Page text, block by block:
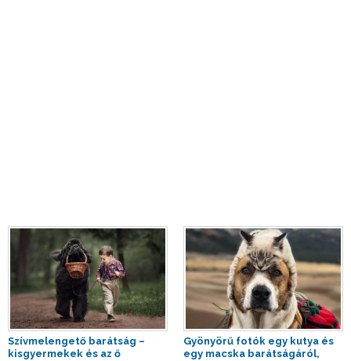
Szívmelengető barátság –
kisgyermekek és az ő
Gyönyörű fotók egy kutya és
egy macska barátságáról,